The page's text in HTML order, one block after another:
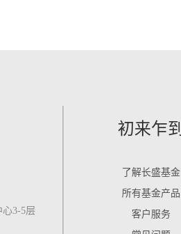
3-5层
初来乍到
了解长盛基金
所有基金产品
客户服务